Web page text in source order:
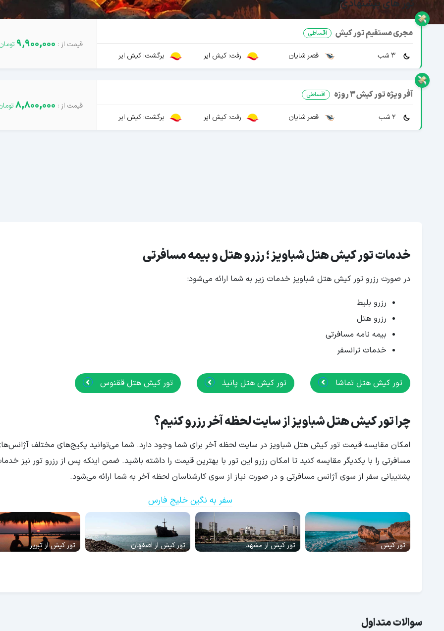
تور های پیشنهادی
مجری مستقیم تور کیش اقساطی
قصر شایان رفت: کیش ایر برگشت: کیش ایر
9,900,000
آفر ویژه تور کیش 3 روزه اقساطی
قصر شایان رفت: کیش ایر برگشت: کیش ایر
8,800,000
خدمات تور کیش هتل شباویز ؛ رزرو هتل و بیمه مسافرتی
در صورت رزرو تور کیش هتل شباویز خدمات زیر به شما ارائه می‌شود:
رزرو بلیط
رزرو هتل
بیمه نامه مسافرتی
خدمات ترانسفر
تور کیش هتل تماشا تور کیش هتل پانیذ تور کیش هتل ققنوس
چرا تور کیش هتل شباویز از سایت لحظه آخر رزرو کنیم؟
امکان مقایسه قیمت تور کیش هتل شباویز در سایت لحظه آخر برای شما وجود دارد. شما می‌توانید پکیج‌های مختلف
مسافرتی را با یکدیگر مقایسه کنید تا امکان رزرو این تور با بهترین قیمت را داشته باشید. ضمن اینکه پس از رزرو تور نیز
پشتیبانی سفر از سوی آژانس مسافرتی و در صورت نیاز از سوی کارشناسان لحظه آخر به شما ارائه می‌شود.
سفر به نگین خلیج فارس
تور کیش تور کیش از مشهد تور کیش از اصفهان تور کیش از تبریز
سوالات متداول